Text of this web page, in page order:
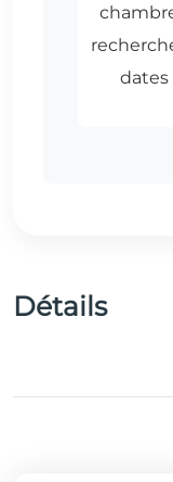
Détails